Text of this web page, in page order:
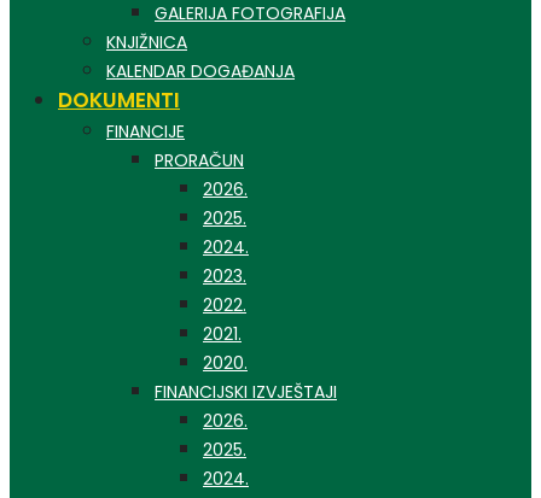
GALERIJA FOTOGRAFIJA
KNJIŽNICA
KALENDAR DOGAĐANJA
DOKUMENTI
FINANCIJE
PRORAČUN
2026.
2025.
2024.
2023.
2022.
2021.
2020.
FINANCIJSKI IZVJEŠTAJI
2026.
2025.
2024.